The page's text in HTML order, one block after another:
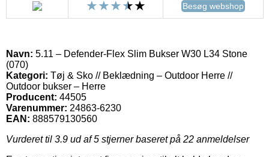
Besøg webshop
Navn: 5.11 – Defender-Flex Slim Bukser W30 L34 Stone
(070)
Kategori: Tøj & Sko // Beklædning – Outdoor Herre //
Outdoor bukser – Herre
Producent: 44505
Varenummer: 24863-6230
EAN: 888579130560
Vurderet til 3.9 ud af 5 stjerner baseret på 22 anmeldelser